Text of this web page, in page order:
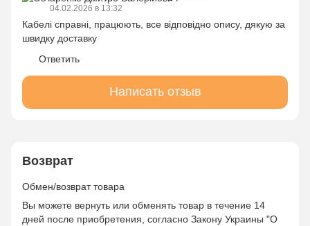
04.02.2026 в 13:32
Кабелі справні, працюють, все відповідно опису, дякую за
швидку доставку
Ответить
Написать отзыв
Возврат
Обмен/возврат товара
Вы можете вернуть или обменять товар в течение 14
дней после приобретения, согласно Закону Украины "О